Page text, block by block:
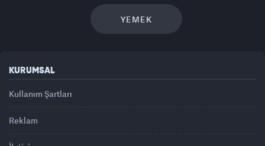
YEMEK
KURUMSAL
Kullanım Şartları
Reklam